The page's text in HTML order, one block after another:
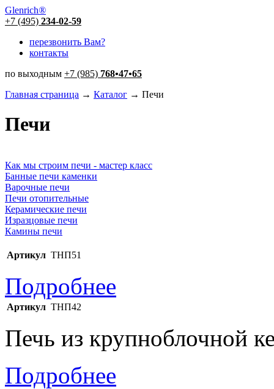
Glenrich®
+7 (495) 234-02-59
перезвонить Вам?
контакты
по выходным +7 (985) 768•47•65
Главная страница → Каталог → Печи
Печи
Как мы строим печи - мастер класс
Банные печи каменки
Варочные печи
Печи отопительные
Керамические печи
Изразцовые печи
Камины печи
Артикул ТНП51
Подробнее
Артикул ТНП42
Печь из крупноблочной
Подробнее